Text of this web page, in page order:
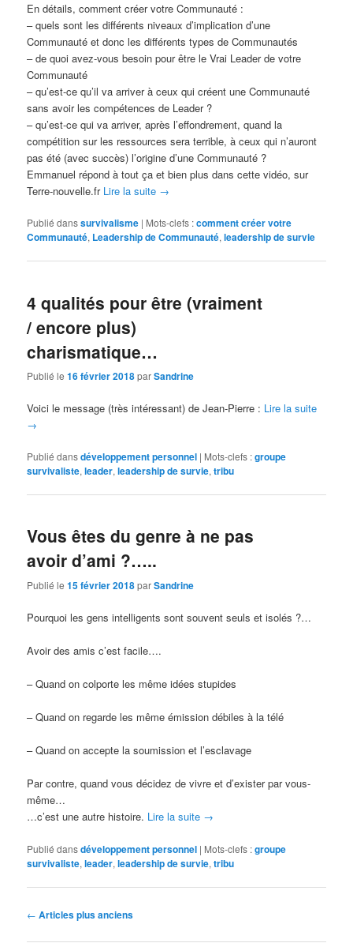
En détails, comment créer votre Communauté :
– quels sont les différents niveaux d’implication d’une
Communauté et donc les différents types de Communautés
– de quoi avez-vous besoin pour être le Vrai Leader de votre
Communauté
– qu’est-ce qu’il va arriver à ceux qui créent une Communauté
sans avoir les compétences de Leader ?
– qu’est-ce qui va arriver, après l’effondrement, quand la
compétition sur les ressources sera terrible, à ceux qui n’auront
pas été (avec succès) l’origine d’une Communauté ?
Emmanuel répond à tout ça et bien plus dans cette vidéo, sur
Terre-nouvelle.fr Lire la suite →
Publié danssurvivalisme | Mots-clefs :comment créer votre
Communauté, Leadership de Communauté,leadership de survie
4 qualités pour être (vraiment
/ encore plus)
charismatique…
Publié le16 février 2018parSandrine
Voici le message (très intéressant) de Jean-Pierre : Lire la suite
→
Publié dansdéveloppement personnel | Mots-clefs :groupe
survivaliste,leader,leadership de survie,tribu
Vous êtes du genre à ne pas
avoir d’ami ?…..
Publié le15 février 2018parSandrine
Pourquoi les gens intelligents sont souvent seuls et isolés ?…
Avoir des amis c’est facile….
– Quand on colporte les même idées stupides
– Quand on regarde les même émission débiles à la télé
– Quand on accepte la soumission et l’esclavage
Par contre, quand vous décidez de vivre et d’exister par vous-
même…
…c’est une autre histoire. Lire la suite →
Publié dansdéveloppement personnel | Mots-clefs :groupe
survivaliste,leader,leadership de survie,tribu
Navigation des articles
← Articles plus anciens